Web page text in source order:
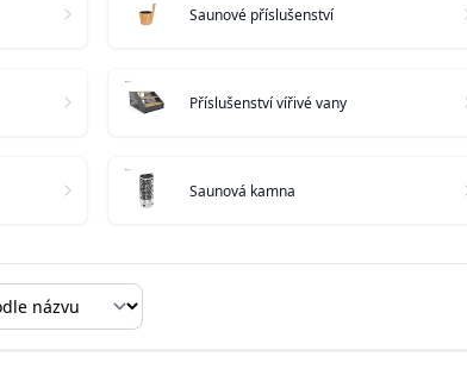
Saunové příslušenství
Příslušenství vířivé vany
Saunová kamna